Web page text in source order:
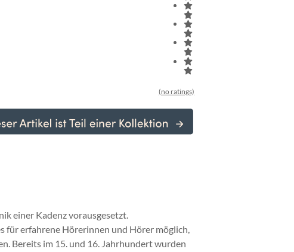
(no ratings)
einer Kadenz vorausgesetzt.
für erfahrene Hörerinnen und Hörer möglich,
Bereits im 15. und 16. Jahrhundert wurden